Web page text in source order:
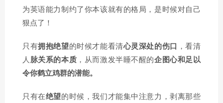
为英语能力制约了你本该就有的格局，是时候对自己
狠点了！
只有拥抱绝望的时候才能看清心灵深处的伤口
，看清
人 脉关系的本质 ，从而激发半睡不醒的企图心和足以
令你鹤立鸡群的潜能。
只有在绝望的时候，我们才能集中注意力，剥离那些